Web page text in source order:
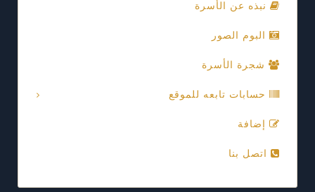
نبذه عن الأسرة
البوم الصور
شجرة الأسرة
حسابات تابعه للموقع
إضافة
اتصل بنا